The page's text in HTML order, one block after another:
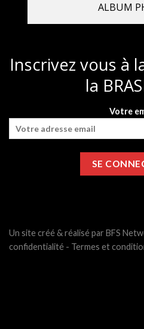
ALBUM
Inscrivez vous à
la
Votre
Un site créé & réalisé par BFS
confidentialité - Termes et